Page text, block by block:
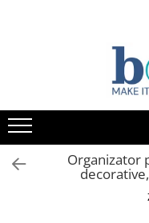
Organizator